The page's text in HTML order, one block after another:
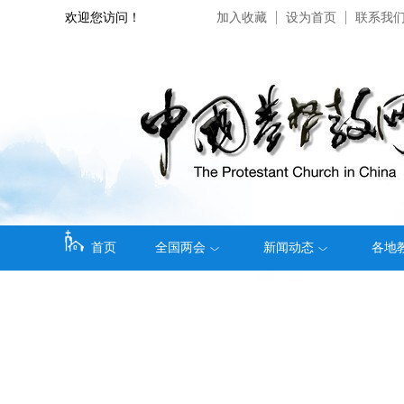
欢迎您访问！ 加入收藏 设为首页 联系我
首页 全国两会 新闻动态 各地